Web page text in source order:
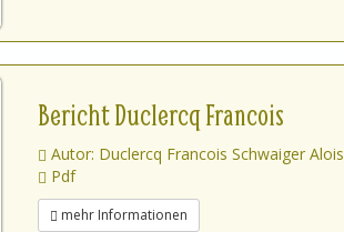
Bericht Duclercq Francois
Autor: Duclercq Francois Schwaiger Alois
Pdf
mehr Informationen